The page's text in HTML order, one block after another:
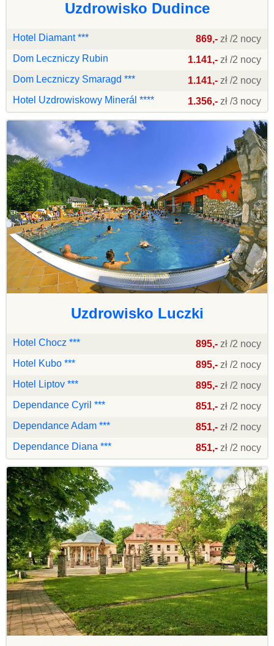
Uzdrowisko Dudince
Hotel Diamant *** 869,- zł /2 nocy
Dom Leczniczy Rubin
1.141,- zł /2 nocy
Dom Leczniczy Smaragd ***
1.141,- zł /2 nocy
Hotel Uzdrowiskowy Minerál ****
1.356,- zł /3 nocy
Uzdrowisko Luczki
Hotel Chocz *** 895,- zł /2 nocy
Hotel Kubo ***
895,- zł /2 nocy
Hotel Liptov ***
895,- zł /2 nocy
Dependance Cyril ***
851,- zł /2 nocy
Dependance Adam ***
851,- zł /2 nocy
Dependance Diana ***
851,- zł /2 nocy